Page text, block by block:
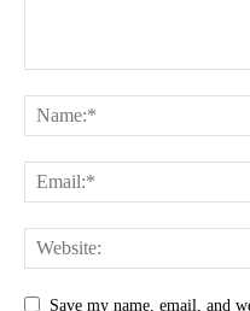
Save my name, email, and